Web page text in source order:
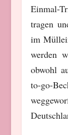
Einmal-
tragen
im
werden
obwohl
to-go-